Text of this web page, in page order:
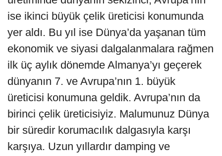
ise ikinci büyük çelik üreticisi konumunda
yer aldı. Bu yıl ise Dünya’da yaşanan tüm
ekonomik ve siyasi dalgalanmalara rağmen
ilk üç aylık dönemde Almanya’yı geçerek
dünyanın 7. ve Avrupa’nın 1. büyük
üreticisi konumuna geldik. Avrupa’nın da
birinci çelik üreticisiyiz. Malumunuz Dünya
bir süredir korumacılık dalgasıyla karşı
karşıya. Uzun yıllardır damping ve